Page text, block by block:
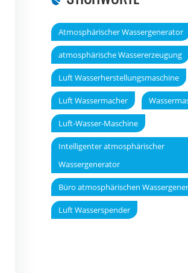
Atmosphärischer Wassergenerator
atmosphärische Wassererzeugung
Luft Wasserherstellungsmaschine
Luft Wassermacher
Luft-Wasser-Maschine
Intelligenter atmosphärischer
Wassergenerator
Büro atmosphärischen
Luft Wasserspender